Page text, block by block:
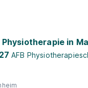
in
AFB